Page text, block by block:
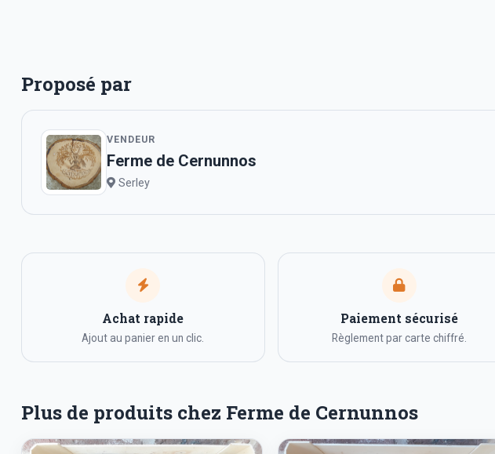
Proposé par
VENDEUR
Ferme de Cernunnos
Serley
Achat rapide
Ajout au panier en un clic.
Paiement sécurisé
Règlement par carte chiffré.
Plus de produits chez Ferme de Cernunnos